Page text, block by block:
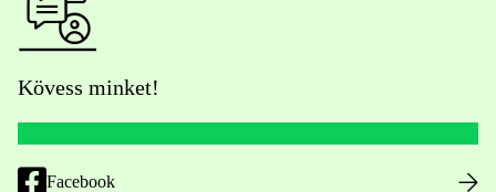
Kövess minket!
Facebook